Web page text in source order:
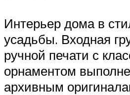
Интерьер дома в
усадьбы. Входная
ручной печати с
орнаментом
архивным